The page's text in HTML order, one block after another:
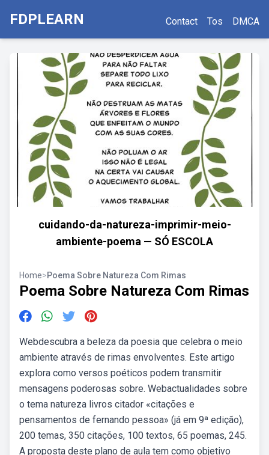
FDPLEARN Contact Tos DMCA
cuidando-da-natureza-imprimir-meio-
ambiente-poema — SÓ ESCOLA
Home>Poema Sobre Natureza Com Rimas
Poema Sobre Natureza Com Rimas
Webdescubra a beleza da poesia que celebra o meio
ambiente através de rimas envolventes. Este artigo
explora como versos poéticos podem transmitir
mensagens poderosas sobre. Webactualidades sobre
o tema natureza livros citador «citações e
pensamentos de fernando pessoa» (já em 9ª edição),
200 temas, 350 citações, 100 textos, 65 poemas, 245.
A proposta deste plano de aula tem como objetivo